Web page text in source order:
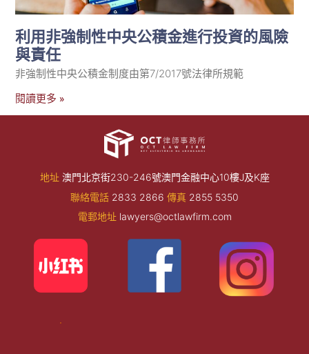
利用非強制性中央公積金進行投資的風險
與責任
非強制性中央公積金制度由第7/2017號法律所規範
閱讀更多 »
地址 澳門北京街230-246號澳門金融中心10樓J及K座
聯絡電話 2833 2866 傳真 2855 5350
電郵地址 lawyers@octlawfirm.com